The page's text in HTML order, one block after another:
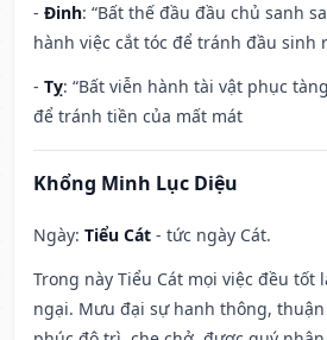
- Đinh: “Bất thế đầu đầu chủ sanh
hành việc cắt tóc để tránh đầu sinh
- Tỵ: “Bất viễn hành tài vật phục
để tránh tiền của mất mát
Khổng Minh Lục Diệu
Ngày: Tiểu Cát - tức ngày Cát.
Trong này Tiểu Cát mọi việc đều tốt
ngại. Mưu đại sự hanh thông,